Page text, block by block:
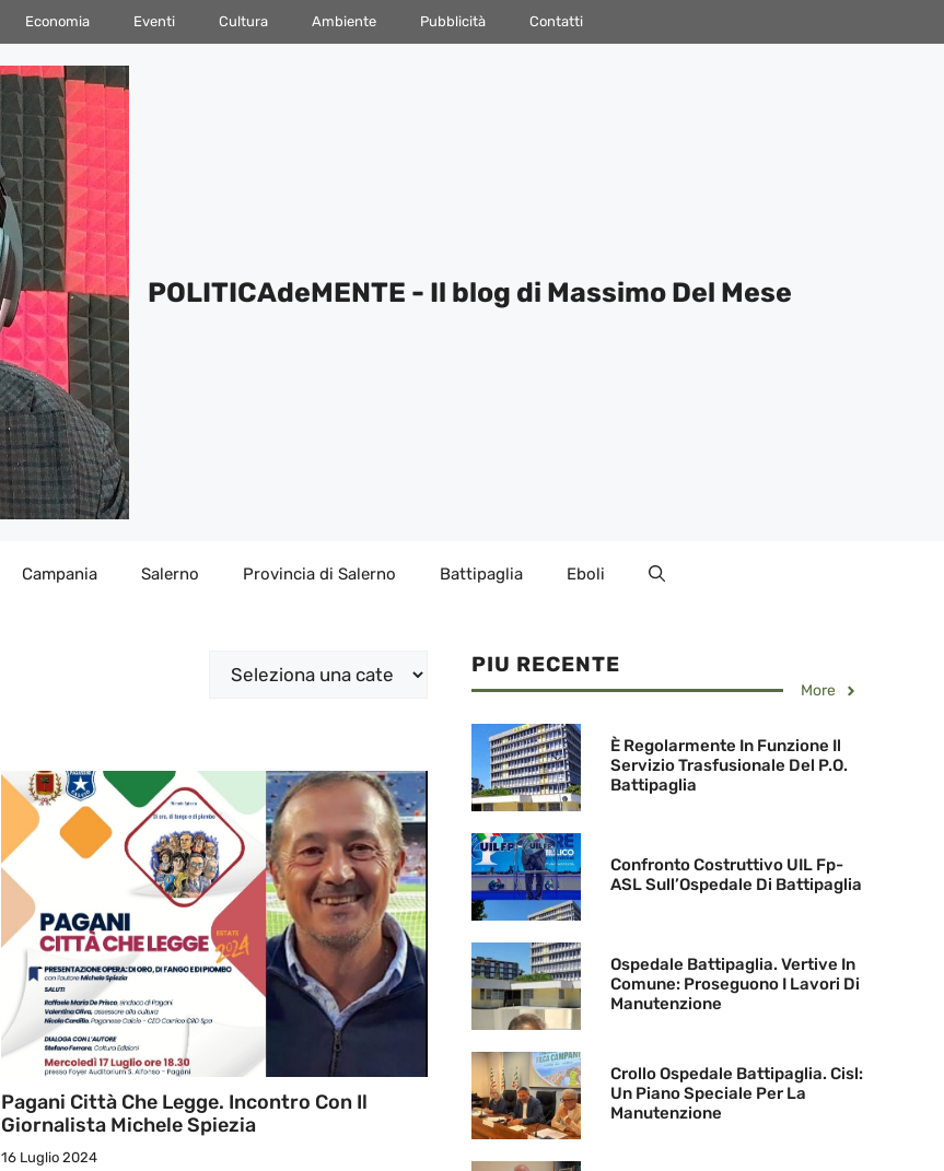
Economia Eventi Cultura Ambiente Pubblicità Contatti
POLITICAdeMENTE - Il blog di Massimo Del Mese
Campania Salerno Provincia di Salerno Battipaglia Eboli
Categorie
Pagani Città Che Legge. Incontro Con Il
Giornalista Michele Spiezia
16 Luglio 2024
PIU RECENTE
More
È Regolarmente In Funzione Il
Servizio Trasfusionale Del P.O.
Battipaglia
Confronto Costruttivo UIL Fp-
ASL Sull’Ospedale Di Battipaglia
Ospedale Battipaglia. Vertive In
Comune: Proseguono I Lavori Di
Manutenzione
Crollo Ospedale Battipaglia. Cisl:
Un Piano Speciale Per La
Manutenzione